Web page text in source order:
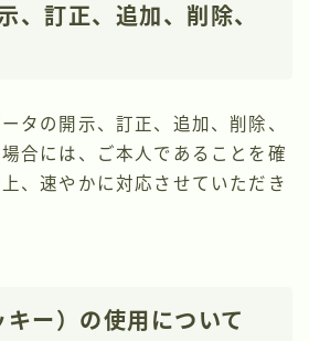
、訂正、追加、削除、
タの開示、訂正、追加、削除、
合には、ご本人であることを確
、速やかに対応させていただき
ー）の使用について